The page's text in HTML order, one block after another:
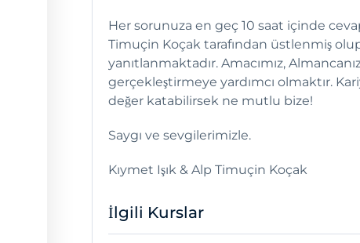
Her sorunuza en geç 10 saat içinde
Timuçin Koçak tarafından üstlenmiş
yanıtlanmaktadır. Amacımız,
gerçekleştirmeye yardımcı olmaktır.
değer katabilirsek ne mutlu bize!
Saygı ve sevgilerimizle.
Kıymet Işık & Alp Timuçin Koçak
İlgili Kurslar